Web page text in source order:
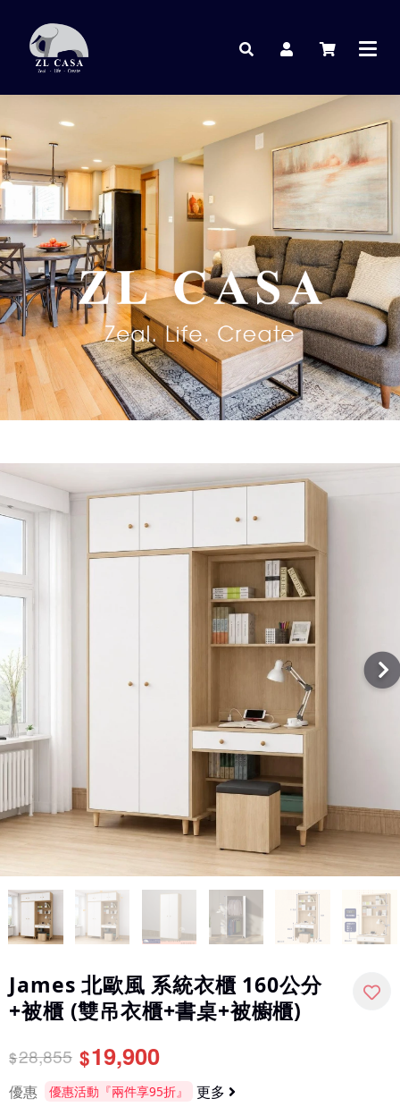
James 北歐風 系統衣櫃 160公分
+被櫃 (雙吊衣櫃+書桌+被櫥櫃)
$28,855 $19,900
優惠 優惠活動『兩件享95折』
更多